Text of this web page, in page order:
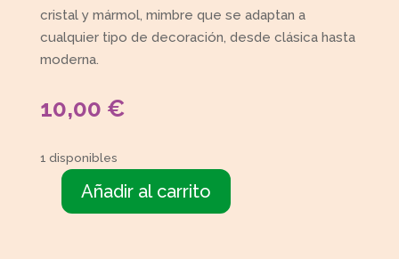
cristal y mármol, mimbre que se adaptan a
cualquier tipo de decoración, desde clásica hasta
moderna.
10,00 €
1 disponibles
MesitaAñadir al carrito